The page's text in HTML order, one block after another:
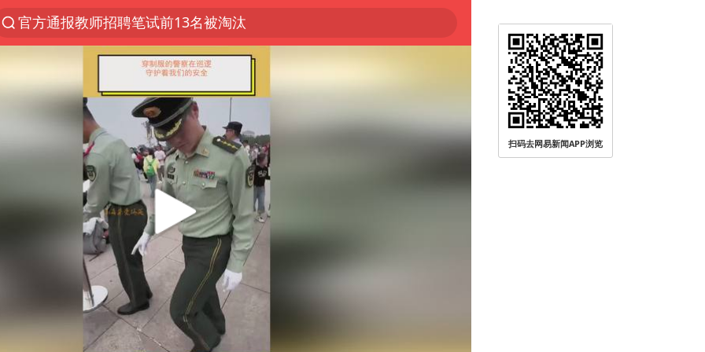
官方通报教师招聘笔试前13名被淘汰
河南撤回“领导带薪错峰休假”通知
泰国枪击案凶手先杀祖父母后行凶
A股三大股指收涨
台风“白海豚”体型变大！环流面积接近13个浙江那么大
宇树科技中一签需缴款7.54万元
泰国校园枪击案死亡人数升至7人
四川宜宾市高县发生4.9级地震
“立秋的第一杯奶茶”又爆单了
国防部：中国军队坚决反制任何闹海挑衅图谋
台湾海峡南口北上船舶实施交通管制
扫码去网易新闻APP浏览